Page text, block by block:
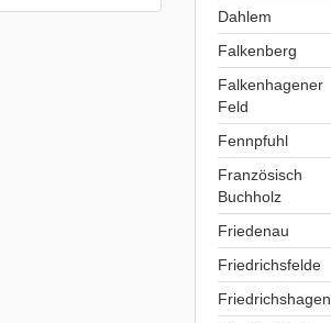
Dahlem
Falkenberg
Falkenhagener
Feld
Fennpfuhl
Französisch
Buchholz
Friedenau
Friedrichsfelde
Friedrichshagen